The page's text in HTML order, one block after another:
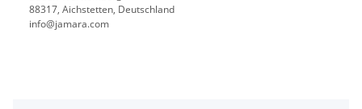
88317, Aichstetten, Deutschland
info@jamara.com